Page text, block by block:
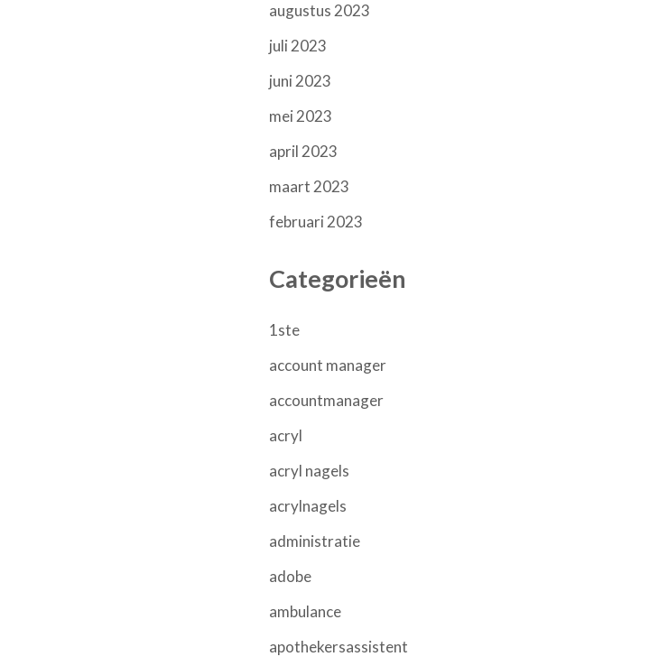
augustus 2023
juli 2023
juni 2023
mei 2023
april 2023
maart 2023
februari 2023
Categorieën
1ste
account manager
accountmanager
acryl
acryl nagels
acrylnagels
administratie
adobe
ambulance
apothekersassistent